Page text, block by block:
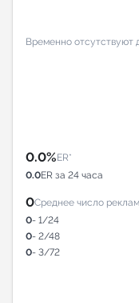
Временно отсутствуют
0.0%ER*
0.0ER за 24 часа
0Среднее число
0- 1/24
0- 2/48
0- 3/72